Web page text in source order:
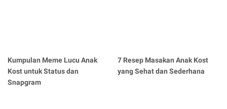
Kumpulan Meme Lucu Anak
Kost untuk Status dan
Snapgram
7 Resep Masakan Anak Kost
yang Sehat dan Sederhana